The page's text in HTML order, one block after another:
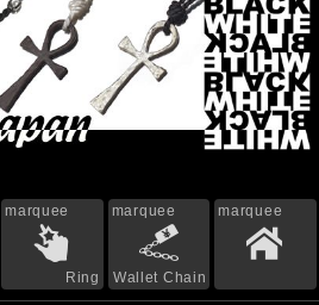
marquee
Ring
marquee
Wallet Chain
marquee